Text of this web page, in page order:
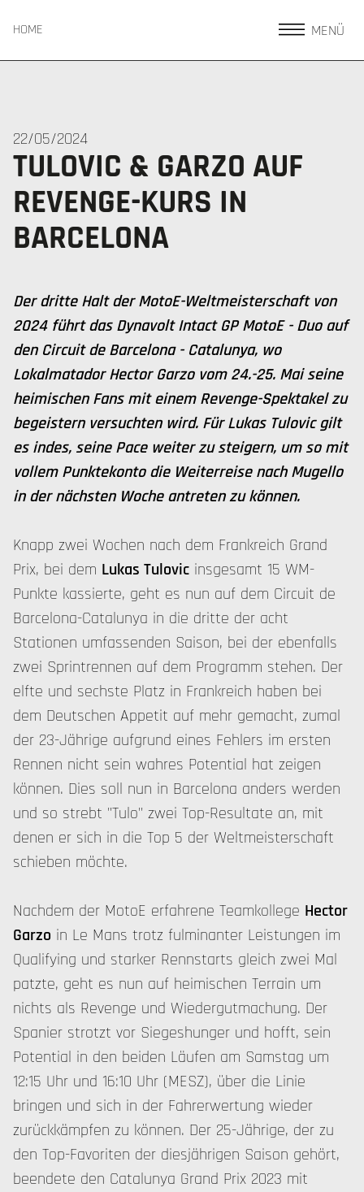
HOME MENÜ
22/05/2024
TULOVIC & GARZO AUF
REVENGE-KURS IN
BARCELONA
Der dritte Halt der MotoE-Weltmeisterschaft von
2024 führt das Dynavolt Intact GP MotoE - Duo auf
den Circuit de Barcelona - Catalunya, wo
Lokalmatador Hector Garzo vom 24.-25. Mai seine
heimischen Fans mit einem Revenge-Spektakel zu
begeistern versuchten wird. Für Lukas Tulovic gilt
es indes, seine Pace weiter zu steigern, um so mit
vollem Punktekonto die Weiterreise nach Mugello
in der nächsten Woche antreten zu können.
Knapp zwei Wochen nach dem Frankreich Grand
Prix, bei dem Lukas Tulovic insgesamt 15 WM-
Punkte kassierte, geht es nun auf dem Circuit de
Barcelona-Catalunya in die dritte der acht
Stationen umfassenden Saison, bei der ebenfalls
zwei Sprintrennen auf dem Programm stehen. Der
elfte und sechste Platz in Frankreich haben bei
dem Deutschen Appetit auf mehr gemacht, zumal
der 23-Jährige aufgrund eines Fehlers im ersten
Rennen nicht sein wahres Potential hat zeigen
können. Dies soll nun in Barcelona anders werden
und so strebt "Tulo" zwei Top-Resultate an, mit
denen er sich in die Top 5 der Weltmeisterschaft
schieben möchte.
Nachdem der MotoE erfahrene Teamkollege Hector
Garzo in Le Mans trotz fulminanter Leistungen im
Qualifying und starker Rennstarts gleich zwei Mal
patzte, geht es nun auf heimischen Terrain um
nichts als Revenge und Wiedergutmachung. Der
Spanier strotzt vor Siegeshunger und hofft, sein
Potential in den beiden Läufen am Samstag um
12:15 Uhr und 16:10 Uhr (MESZ), über die Linie
bringen und sich in der Fahrerwertung wieder
zurückkämpfen zu können. Der 25-Jährige, der zu
den Top-Favoriten der diesjährigen Saison gehört,
beendete den Catalunya Grand Prix 2023 mit